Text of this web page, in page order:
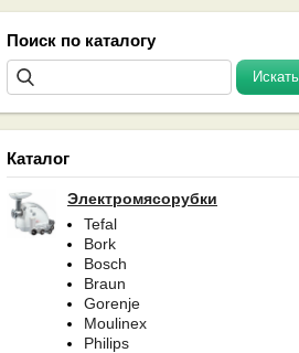
Поиск по каталогу
Каталог
Электромясорубки
Tefal
Bork
Bosch
Braun
Gorenje
Moulinex
Philips